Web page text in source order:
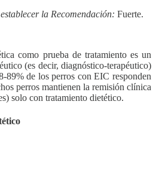
la Recomendación: Fuerte.
como prueba de tratamiento es un
(es decir, diagnóstico-terapéutico)
89% de los perros con EIC responden
perros mantienen la remisión clínica
solo con tratamiento dietético.